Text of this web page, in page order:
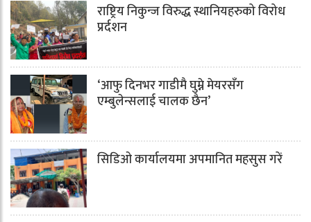
राष्ट्रिय निकुन्ज विरुद्ध स्थानियहरुको विरोध
प्रर्दशन
‘आफु दिनभर गाडीमै घुम्ने मेयरसँग
एम्बुलेन्सलाई चालक छैन’
सिडिओ कार्यालयमा अपमानित महसुस गरें